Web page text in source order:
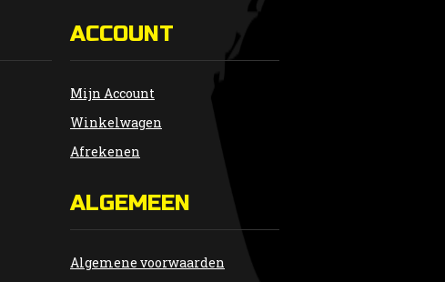
ACCOUNT
Mijn Account
Winkelwagen
Afrekenen
ALGEMEEN
Algemene voorwaarden